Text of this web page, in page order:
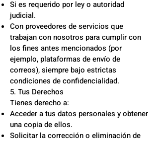
Si es requerido por ley o autoridad
judicial.
Con proveedores de servicios que
trabajan con nosotros para cumplir con
los fines antes mencionados (por
ejemplo, plataformas de envío de
correos), siempre bajo estrictas
condiciones de confidencialidad.
5. Tus Derechos
Tienes derecho a:
Acceder a tus datos personales y obtener
una copia de ellos.
Solicitar la corrección o eliminación de